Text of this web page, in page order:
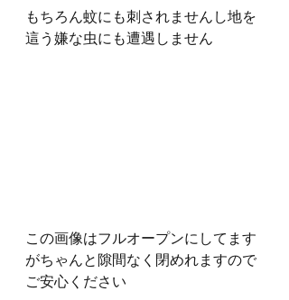
もちろん蚊にも刺されませんし地を
這う嫌な虫にも遭遇しません
この画像はフルオープンにしてます
がちゃんと隙間なく閉めれますので
ご安心ください